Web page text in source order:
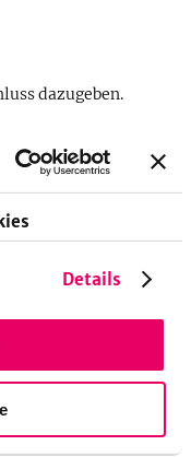
Details
dazugeben.
Backpapier
Pürierstab